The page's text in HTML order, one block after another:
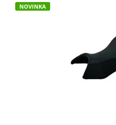
NOVINKA